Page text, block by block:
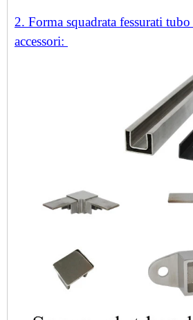
2. Forma squadrata fessurati
accessori: